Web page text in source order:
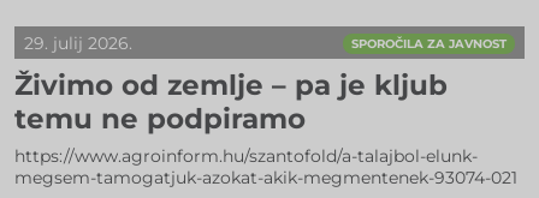
29. julij 2026. SPOROČILA ZA JAVNOST
Živimo od zemlje – pa je kljub
temu ne podpiramo
https://www.agroinform.hu/szantofold/a-talajbol-elunk-
megsem-tamogatjuk-azokat-akik-megmentenek-93074-021